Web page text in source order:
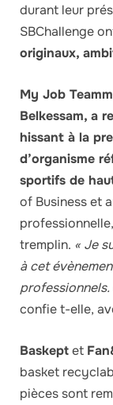
durant leur
SBChallenge
originaux,
My Job
Belkessam, a
hissant à la
d’organisme
sportifs de
of Business et
tremplin. « Je
à cet
professionnels.
confie t-elle,
Baskeptet
basket
pièces sont